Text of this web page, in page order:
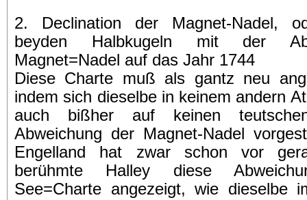
2. Declination der Magnet-Nadel,
beyden Halbkugeln mit der
Magnet=Nadel auf das Jahr 1744
Diese Charte muß als gantz neu
indem sich dieselbe in keinem andern
auch bißher auf keinen
Abweichung der Magnet-Nadel
Engelland hat zwar schon vor
berühmte Halley diese
See=Charte angezeigt, wie dieselbe